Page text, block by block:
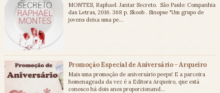
MONTES, Raphael. Jantar Secreto. São Paulo: Companhia
das Letras, 2016. 368 p. Skoob . Sinopse "Um grupo de
jovens deixa uma pe...
Promoção Especial de Aniversário - Arqueiro
Mais uma promoção de aniversário peeps! E a parceira
homenageada da vez é a Editora Arqueiro, que está
conosco há dois anos proporcionand...